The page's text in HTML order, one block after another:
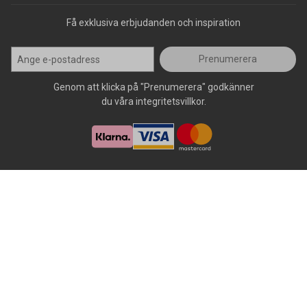
Få exklusiva erbjudanden och inspiration
Prenumerera
Genom att klicka på "Prenumerera" godkänner
du våra integritetsvillkor.